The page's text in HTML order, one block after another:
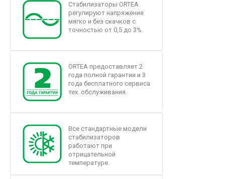
Стабилизаторы ORTEA
регулируют напряжение
мягко и без скачков с
точностью от 0,5 до 3%.
ORTEA предоставляет 2
года полной гарантии и 3
года бесплатного сервиса
тех. обслуживания.
Все стандартные модели
стабилизаторов
работают при
отрицательной
температуре.